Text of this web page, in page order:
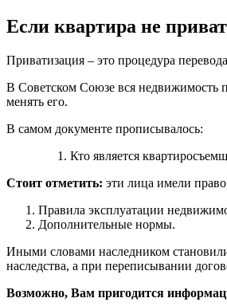
Если квартира не
Приватизация – это процедура
В Советском Союзе вся недвижимость
менять его.
В самом документе прописывалось:
Кто является
Стоит отметить: эти лица имели
Правила эксплуатации
Дополнительные нормы.
Иными словами наследником
наследства, а при переписывании
Возможно, Вам пригодится